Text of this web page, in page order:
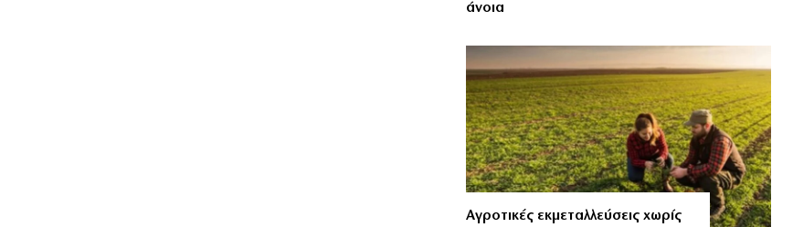
άνοια
Αγροτικές εκμεταλλεύσεις χωρίς